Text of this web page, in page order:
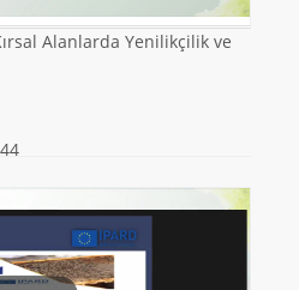
Alanlarda Yenilikçilik ve